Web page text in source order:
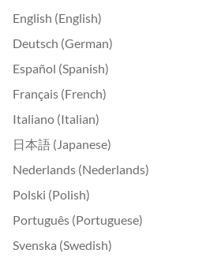
English (English)
Deutsch (German)
Español (Spanish)
Français (French)
Italiano (Italian)
日本語 (Japanese)
Nederlands (Nederlands)
Polski (Polish)
Português (Portuguese)
Svenska (Swedish)